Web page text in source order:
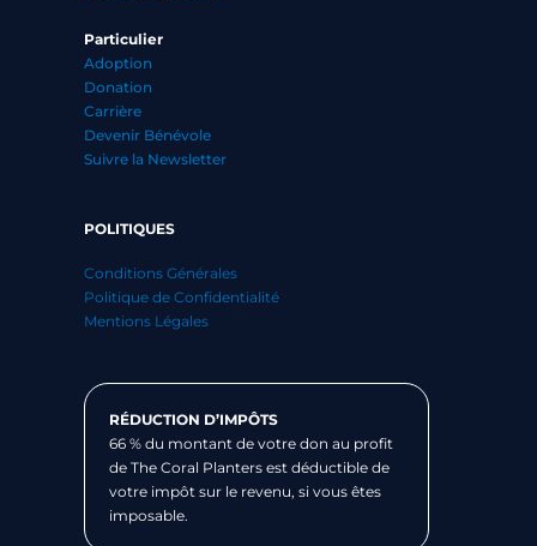
Particulier
Adoption
Donation
Carrière
Devenir Bénévole
Suivre la Newsletter
POLITIQUES
Conditions Générales
Politique de Confidentialité
Mentions Légales
RÉDUCTION D’IMPÔTS
66 % du montant de votre don au profit
de The Coral Planters est déductible de
votre impôt sur le revenu, si vous êtes
imposable.